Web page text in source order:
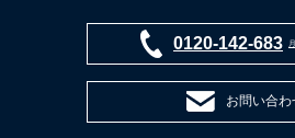
0120-142-683
お問い合わ